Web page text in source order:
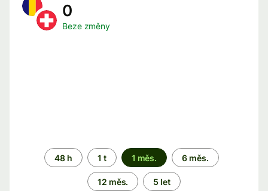
0
Beze změny
Časové
období
48 h 1 t 1 měs. 6 měs.
12 měs. 5 let